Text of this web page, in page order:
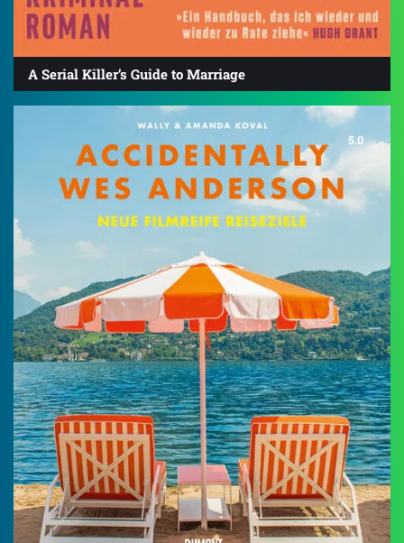
A Serial Killer’s Guide to Marriage
5.0